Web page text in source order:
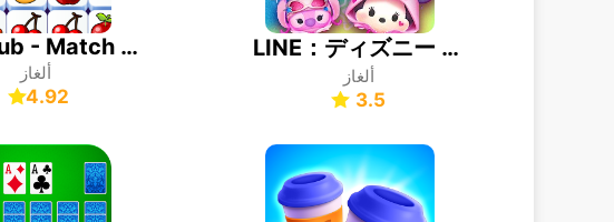
Tile Club - Match Puzzle Game
ألغاز
4.92
LINE：ディズニー ツムツム
ألغاز
3.5